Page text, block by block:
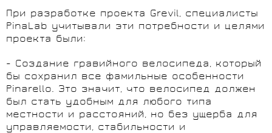
При разработке проекта Grevil, специалисты
PinaLab учитывали эти потребности и целями
проекта были:
- Создание гравийного велосипеда, который
бы сохранил все фамильные особенности
Pinarello. Это значит, что велосипед должен
был стать удобным для любого типа
местности и расстояний, но без ущерба для
управляемости, стабильности и